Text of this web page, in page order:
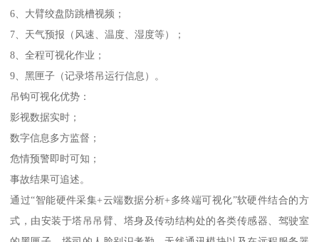
6、大臂绞盘防跳槽视频；
7、天气预报（风速、温度、湿度等）；
8、全程可视化作业；
9、黑匣子（记录塔吊运行信息）。
吊钩可视化优势：
影视数据实时；
数字信息多方监督；
危情预警即时可知；
事故结果可追述。
通过“智能硬件采集+云端数据分析+多终端可视化”软硬件结合的方
式，由安装于塔吊吊臂、塔身及传动结构处的各类传感器、驾驶室